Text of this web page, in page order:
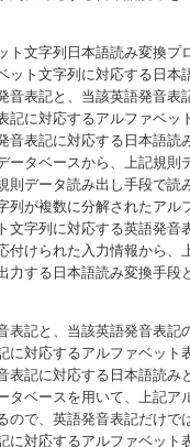
ト文字列日本語読み変換プ
ット文字列に対応する日本
音表記と、当該英語発音表
記に対応するアルファベッ
音表記に対応する日本語読
ータベースから、上記規則
則データ読み出し手段で読
列が複数に分解されたアル
文字列に対応する英語発音
付けられた入力情報から、
力する日本語読み変換手段
表記と、当該英語発音表記
に対応するアルファベット
表記に対応する日本語読み
タベースを用いて、上記ア
ので、英語発音表記だけで
に対応するアルファベット